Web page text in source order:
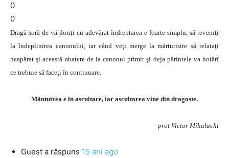
0
0
Dragă soră de vă doriţi cu adevărat îndreptarea e foarte simplu, să reveniţi
la îndeplinirea canonului, iar când veţi merge la mărturisire să relataţi
neapărat şi această abatere de la canonul primit şi deja părintele va hotărî
ce trebuie să faceţi în continuare.
Mântuirea e în ascultare, iar ascultarea vine din dragoste.
prot Victor Mihalachi
Guest a răspuns 15 ani ago